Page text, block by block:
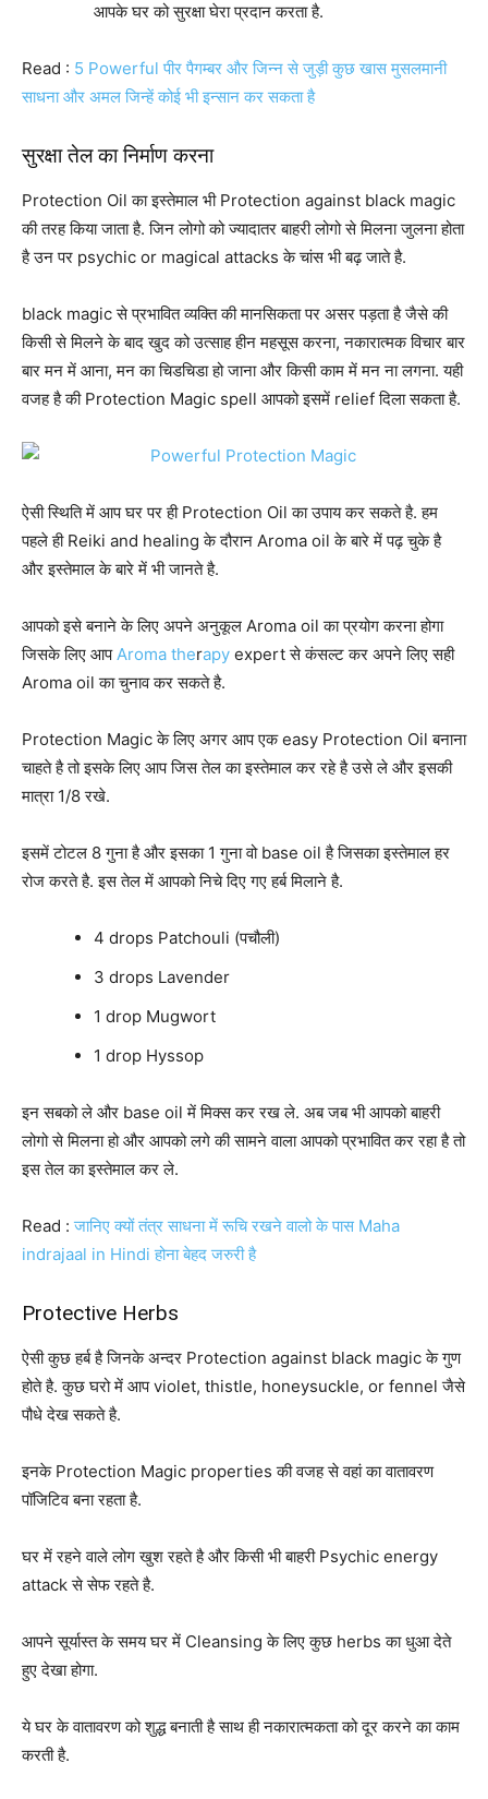
आपके घर को सुरक्षा घेरा प्रदान करता है.
Read : 5 Powerful पीर पैगम्बर और जिन्न से जुड़ी कुछ खास मुसलमानी
साधना और अमल जिन्हें कोई भी इन्सान कर सकता है
सुरक्षा तेल का निर्माण करना
Protection Oil का इस्तेमाल भी Protection against black magic
की तरह किया जाता है. जिन लोगो को ज्यादातर बाहरी लोगो से मिलना जुलना होता
है उन पर psychic or magical attacks के चांस भी बढ़ जाते है.
black magic से प्रभावित व्यक्ति की मानसिकता पर असर पड़ता है जैसे की
किसी से मिलने के बाद खुद को उत्साह हीन महसूस करना, नकारात्मक विचार बार
बार मन में आना, मन का चिडचिडा हो जाना और किसी काम में मन ना लगना. यही
वजह है की Protection Magic spell आपको इसमें relief दिला सकता है.
ऐसी स्थिति में आप घर पर ही Protection Oil का उपाय कर सकते है. हम
पहले ही Reiki and healing के दौरान Aroma oil के बारे में पढ़ चुके है
और इस्तेमाल के बारे में भी जानते है.
आपको इसे बनाने के लिए अपने अनुकूल Aroma oil का प्रयोग करना होगा
जिसके लिए आप Aroma therapy expert से कंसल्ट कर अपने लिए सही
Aroma oil का चुनाव कर सकते है.
Protection Magic के लिए अगर आप एक easy Protection Oil बनाना
चाहते है तो इसके लिए आप जिस तेल का इस्तेमाल कर रहे है उसे ले और इसकी
मात्रा 1/8 रखे.
इसमें टोटल 8 गुना है और इसका 1 गुना वो base oil है जिसका इस्तेमाल हर
रोज करते है. इस तेल में आपको निचे दिए गए हर्ब मिलाने है.
4 drops Patchouli (पचौली)
3 drops Lavender
1 drop Mugwort
1 drop Hyssop
इन सबको ले और base oil में मिक्स कर रख ले. अब जब भी आपको बाहरी
लोगो से मिलना हो और आपको लगे की सामने वाला आपको प्रभावित कर रहा है तो
इस तेल का इस्तेमाल कर ले.
Read :जानिए क्यों तंत्र साधना में रूचि रखने वालो के पास Maha
indrajaal in Hindi होना बेहद जरुरी है
Protective Herbs
ऐसी कुछ हर्ब है जिनके अन्दर Protection against black magic के गुण
होते है. कुछ घरो में आप violet, thistle, honeysuckle, or fennel जैसे
पौधे देख सकते है.
इनके Protection Magic properties की वजह से वहां का वातावरण
पॉजिटिव बना रहता है.
घर में रहने वाले लोग खुश रहते है और किसी भी बाहरी Psychic energy
attack से सेफ रहते है.
आपने सूर्यास्त के समय घर में Cleansing के लिए कुछ herbs का धुआ देते
हुए देखा होगा.
ये घर के वातावरण को शुद्ध बनाती है साथ ही नकारात्मकता को दूर करने का काम
करती है.